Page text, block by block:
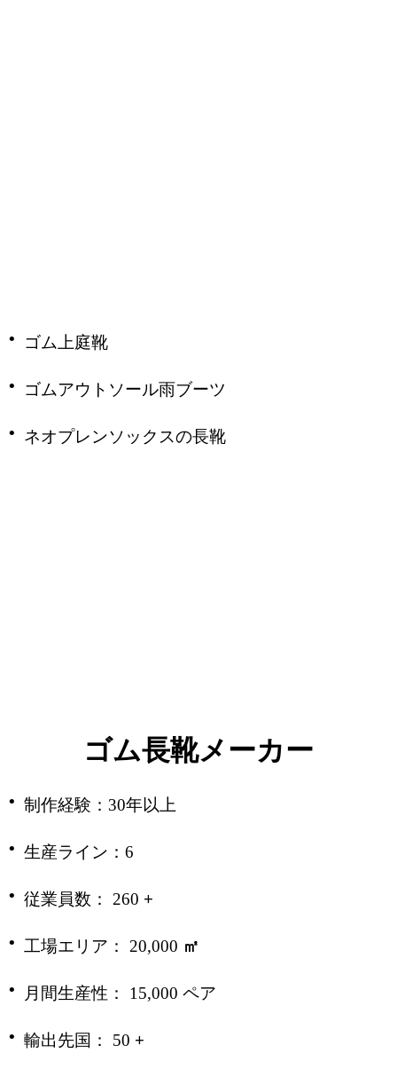
· ゴム上庭靴
· ゴムアウトソール雨ブーツ
· ネオプレンソックスの長靴
ゴム長靴メーカー
· 制作経験：30年以上
· 生産ライン：6
· 従業員数： 260 +
· 工場エリア： 20,000 ㎡
· 月間生産性： 15,000 ペア
· 輸出先国： 50 +